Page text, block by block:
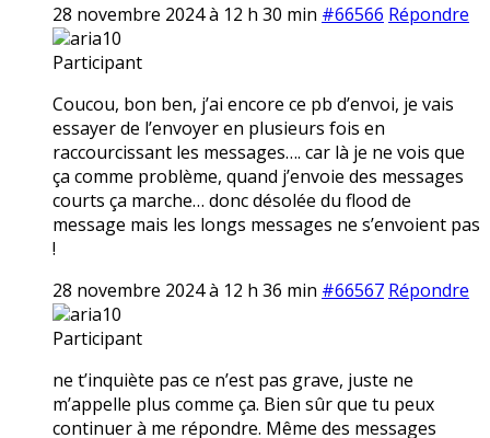
28 novembre 2024 à 12 h 30 min #66566 Répondre
aria10
Participant
Coucou, bon ben, j’ai encore ce pb d’envoi, je vais
essayer de l’envoyer en plusieurs fois en
raccourcissant les messages…. car là je ne vois que
ça comme problème, quand j’envoie des messages
courts ça marche… donc désolée du flood de
message mais les longs messages ne s’envoient pas
!
28 novembre 2024 à 12 h 36 min #66567 Répondre
aria10
Participant
ne t’inquiète pas ce n’est pas grave, juste ne
m’appelle plus comme ça. Bien sûr que tu peux
continuer à me répondre. Même des messages